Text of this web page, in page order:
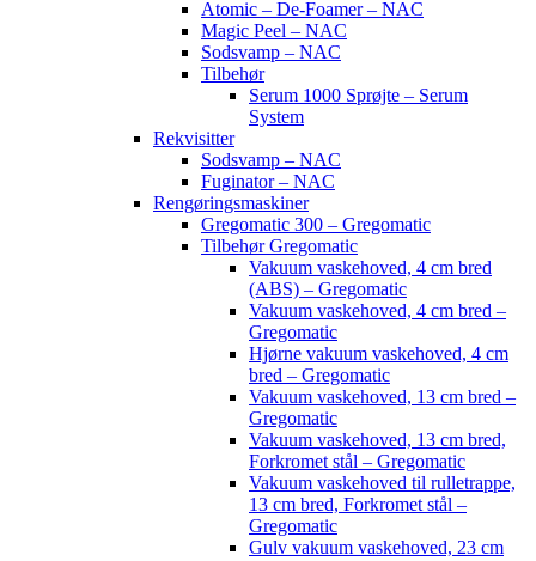
Atomic – De-Foamer – NAC
Magic Peel – NAC
Sodsvamp – NAC
Tilbehør
Serum 1000 Sprøjte – Serum
System
Rekvisitter
Sodsvamp – NAC
Fuginator – NAC
Rengøringsmaskiner
Gregomatic 300 – Gregomatic
Tilbehør Gregomatic
Vakuum vaskehoved, 4 cm bred
(ABS) – Gregomatic
Vakuum vaskehoved, 4 cm bred –
Gregomatic
Hjørne vakuum vaskehoved, 4 cm
bred – Gregomatic
Vakuum vaskehoved, 13 cm bred –
Gregomatic
Vakuum vaskehoved, 13 cm bred,
Forkromet stål – Gregomatic
Vakuum vaskehoved til rulletrappe,
13 cm bred, Forkromet stål –
Gregomatic
Gulv vakuum vaskehoved, 23 cm